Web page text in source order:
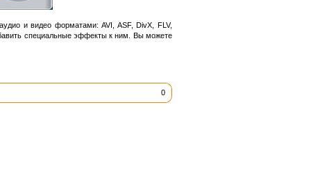
и видео форматами: AVI, ASF, DivX, FLV,
специальные эффекты к ним. Вы можете
0